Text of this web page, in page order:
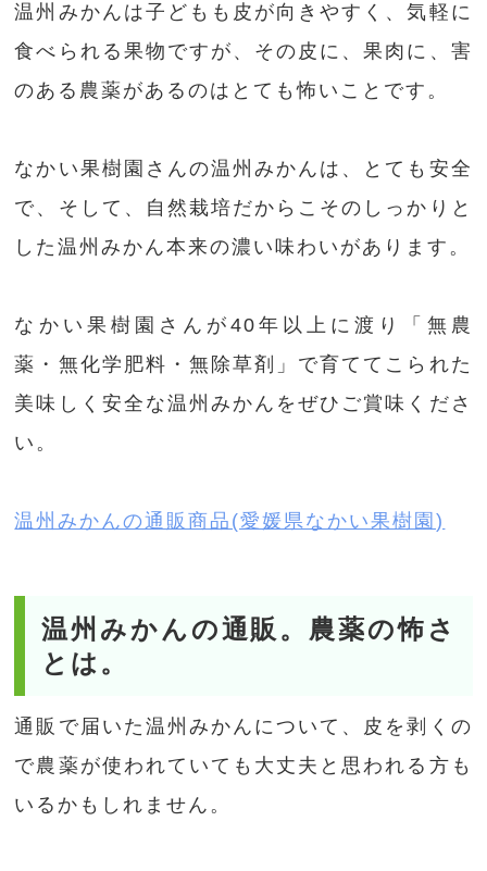
温州みかんは子どもも皮が向きやすく、気軽に
食べられる果物ですが、その皮に、果肉に、害
のある農薬があるのはとても怖いことです。
なかい果樹園さんの温州みかんは、とても安全
で、そして、自然栽培だからこそのしっかりと
した温州みかん本来の濃い味わいがあります。
なかい果樹園さんが40年以上に渡り「無農
薬・無化学肥料・無除草剤」で育ててこられた
美味しく安全な温州みかんをぜひご賞味くださ
い。
温州みかんの通販商品(愛媛県なかい果樹園)
温州みかんの通販。農薬の怖さ
とは。
通販で届いた温州みかんについて、皮を剥くの
で農薬が使われていても大丈夫と思われる方も
いるかもしれません。